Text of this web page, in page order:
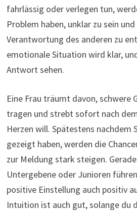
fahrlässig oder verlegen tun,
Problem haben, unklar zu sein
Verantwortung des anderen zu
emotionale Situation wird klar,
Antwort sehen.
Eine Frau träumt davon, schwere
tragen und strebt sofort nach
Herzen will. Spätestens nachdem
gezeigt haben, werden die
zur Meldung stark steigen.
Untergebene oder Junioren
positive Einstellung auch positiv
Intuition ist auch gut, solange du